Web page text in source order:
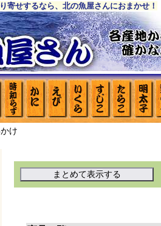
寄せするなら、北の魚屋さんにおまかせ！
け